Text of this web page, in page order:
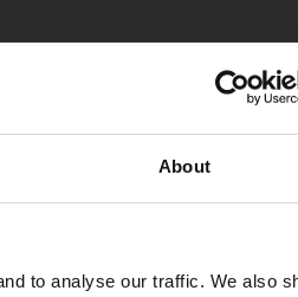
About
to analyse our traffic. We also